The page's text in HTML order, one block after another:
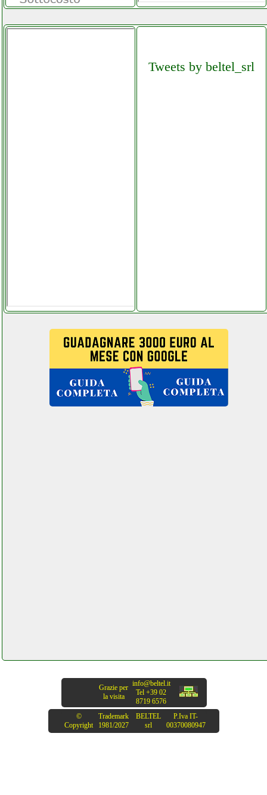
Tweets by beltel_srl
Grazie per
la visita
info@beltel.it
Tel +39 02
8719 6576
©
Copyright
Trademark
1981/2027
BELTEL
srl
P.Iva IT-
00370080947